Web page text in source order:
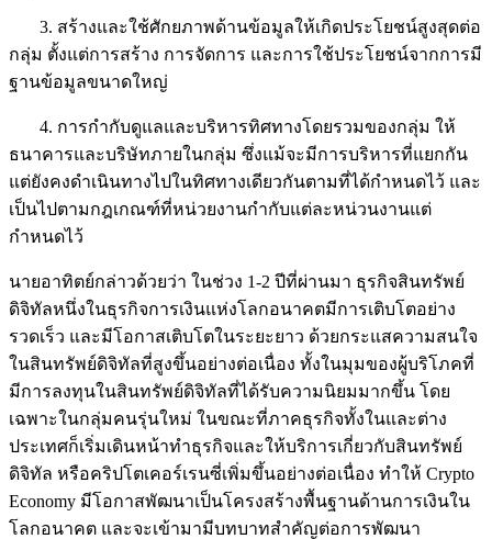
3. สร้างและใช้ศักยภาพด้านข้อมูลให้เกิดประโยชน์สูงสุดต่อ
กลุ่ม ตั้งแต่การสร้าง การจัดการ และการใช้ประโยชน์จากการมี
ฐานข้อมูลขนาดใหญ่
4. การกำกับดูแลและบริหารทิศทางโดยรวมของกลุ่ม ให้
ธนาคารและบริษัทภายในกลุ่ม ซึ่งแม้จะมีการบริหารที่แยกกัน
แต่ยังคงดำเนินทางไปในทิศทางเดียวกันตามที่ได้กำหนดไว้ และ
เป็นไปตามกฎเกณฑ์ที่หน่วยงานกำกับแต่ละหน่วนงานแต่
กำหนดไว้
นายอาทิตย์กล่าวด้วยว่า ในช่วง 1-2 ปีที่ผ่านมา ธุรกิจสินทรัพย์
ดิจิทัลหนึ่งในธุรกิจการเงินแห่งโลกอนาคตมีการเติบโตอย่าง
รวดเร็ว และมีโอกาสเติบโตในระยะยาว ด้วยกระแสความสนใจ
ในสินทรัพย์ดิจิทัลที่สูงขึ้นอย่างต่อเนื่อง ทั้งในมุมของผู้บริโภคที่
มีการลงทุนในสินทรัพย์ดิจิทัลที่ได้รับความนิยมมากขึ้น โดย
เฉพาะในกลุ่มคนรุ่นใหม่ ในขณะที่ภาคธุรกิจทั้งในและต่าง
ประเทศก็เริ่มเดินหน้าทำธุรกิจและให้บริการเกี่ยวกับสินทรัพย์
ดิจิทัล หรือคริปโตเคอร์เรนซี่เพิ่มขึ้นอย่างต่อเนื่อง ทำให้ Crypto
Economy มีโอกาสพัฒนาเป็นโครงสร้างพื้นฐานด้านการเงินใน
โลกอนาคต และจะเข้ามามีบทบาทสำคัญต่อการพัฒนา